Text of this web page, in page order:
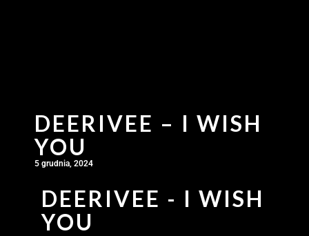
DEERIVEE – I WISH
YOU
5 grudnia, 2024
DEERIVEE - I WISH
YOU